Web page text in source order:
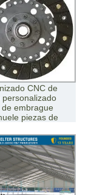
de
CNC de
personalizado
de embrague
piezas de